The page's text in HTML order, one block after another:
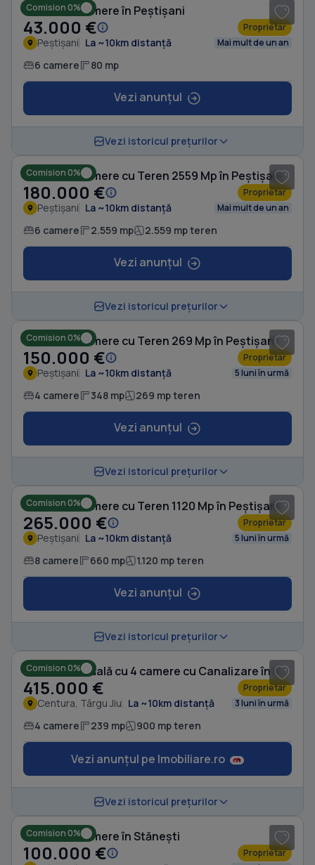
Comision 0%
Casă cu 6 camere în Peștișani
43.000 € Proprietar
Peștișani La ~10km distanță Mai mult de un an
6 camere 80 mp
Vezi anunțul
Vezi istoricul prețurilor
Comision 0%
Casă cu 6 camere cu Teren 2559 Mp în Peștișani
180.000 € Proprietar
Peștișani La ~10km distanță Mai mult de un an
6 camere 2.559 mp 2.559 mp teren
Vezi anunțul
Vezi istoricul prețurilor
Comision 0%
Casă cu 4 camere cu Teren 269 Mp în Peștișani
150.000 € Proprietar
Peștișani La ~10km distanță 5 luni în urmă
4 camere 348 mp 269 mp teren
Vezi anunțul
Vezi istoricul prețurilor
Comision 0%
Casă cu 8 camere cu Teren 1120 Mp în Peștișani
265.000 € Proprietar
Peștișani La ~10km distanță 5 luni în urmă
8 camere 660 mp 1.120 mp teren
Vezi anunțul
Vezi istoricul prețurilor
Comision 0% Casă individuală cu 4 camere cu Canalizare în Centura
415.000 € Proprietar
Centura, Târgu Jiu La ~10km distanță 3 luni în urmă
4 camere 239 mp 900 mp teren
Vezi anunțul pe Imobiliare.ro
Vezi istoricul prețurilor
Comision 0%
Casă cu 4 camere în Stănești
100.000 € Proprietar